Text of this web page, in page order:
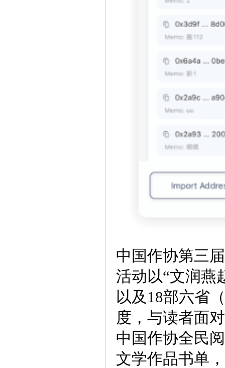
中国作协第三
活动以“文润燕
以及18部六省
度，与读者面
中国作协全民
文学作品书单